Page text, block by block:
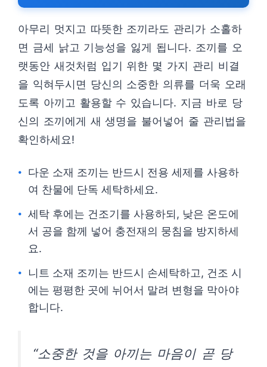
아무리 멋지고 따뜻한 조끼라도 관리가 소홀하
면 금세 낡고 기능성을 잃게 됩니다. 조끼를 오
랫동안 새것처럼 입기 위한 몇 가지 관리 비결
을 익혀두시면 당신의 소중한 의류를 더욱 오래
도록 아끼고 활용할 수 있습니다. 지금 바로 당
신의 조끼에게 새 생명을 불어넣어 줄 관리법을
확인하세요!
다운 소재 조끼는 반드시 전용 세제를 사용하
여 찬물에 단독 세탁하세요.
세탁 후에는 건조기를 사용하되, 낮은 온도에
서 공을 함께 넣어 충전재의 뭉침을 방지하세
요.
니트 소재 조끼는 반드시 손세탁하고, 건조 시
에는 평평한 곳에 뉘어서 말려 변형을 막아야
합니다.
“소중한 것을 아끼는 마음이 곧 당